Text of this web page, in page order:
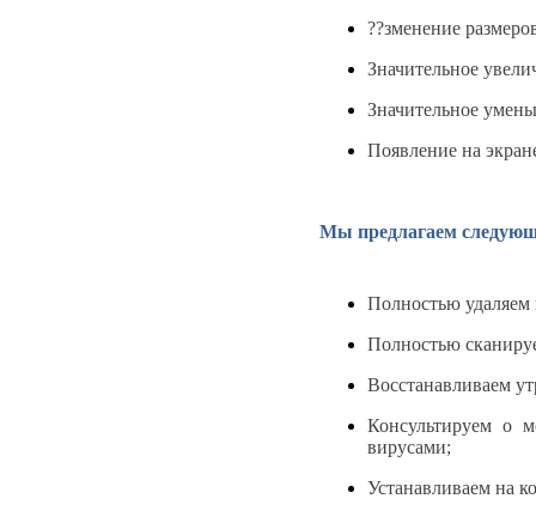
??зменение
Значительное
Значительное
Появление на
Мы предлагаем
Полностью удаляем
Полностью
Восстанавливаем
Консультируем о
вирусами;
Устанавливаем на